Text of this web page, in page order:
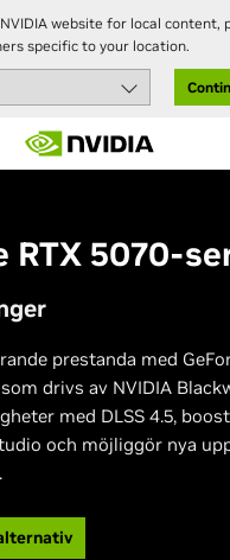
website for local content,
specific to your location.
RTX 5070-
prestanda med
drivs av NVIDIA
med DLSS 4.5,
och möjliggör nya